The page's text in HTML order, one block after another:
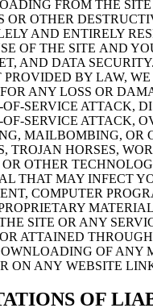
FROM THE
OR OTHER
AND ENTIRELY
OF THE SITE AND
AND DATA
PROVIDED BY LAW,
ANY LOSS OR
SERVICE ATTACK,
SERVICE ATTACK,
MAILBOMBING, OR
TROJAN HORSES,
OR OTHER
THAT MAY INFECT
COMPUTER
SITE OR ANY
ATTAINED
OF ANY
ON ANY WEBSITE
OF